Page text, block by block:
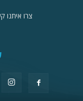
צרו איתנו